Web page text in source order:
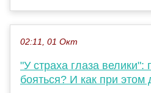
02:11, 01 Окт
"У страха глаза
бояться? И как при этом